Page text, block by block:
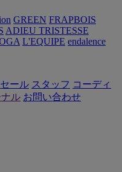
GREEN FRAPBOIS
ADIEU TRISTESSE
L'EQUIPE endalence
セール スタッフ コーディ
ル お問い合わせ